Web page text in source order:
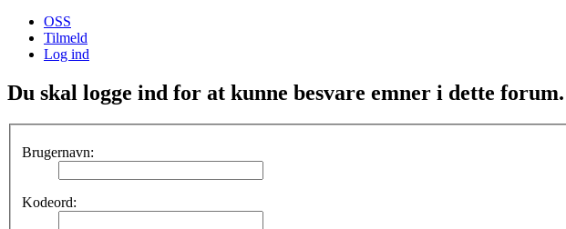
OSS
Tilmeld
Log ind
Du skal logge ind for at kunne besvare emner i dette forum.
Brugernavn:
Kodeord: